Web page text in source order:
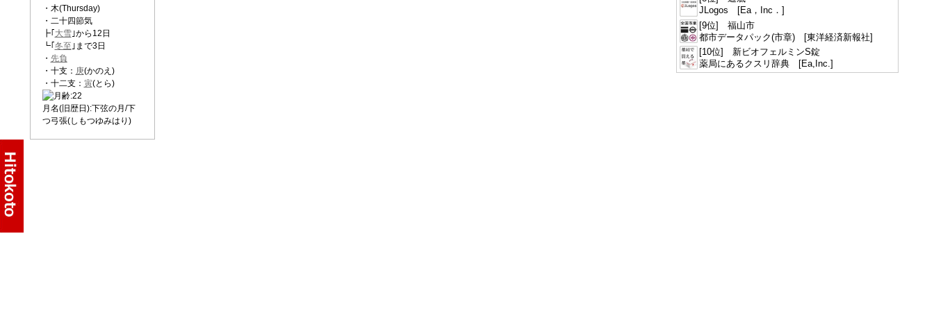
・木(Thursday)
・二十四節気
┣｢ 大雪｣から12日
┗｢ 冬至 ｣まで3日
・ 先負
・十支： 庚(かのえ)
・十二支： 寅(とら)
月名(旧歴日):下弦の月/下
つ弓張(しもつゆみはり)
JLogos [Ea，Inc．]
[9位] 福山市
都市データパック(市章) [東洋経済新報社]
[10位] 新ビオフェルミンS錠
薬局にあるクスリ辞典 [Ea,Inc.]